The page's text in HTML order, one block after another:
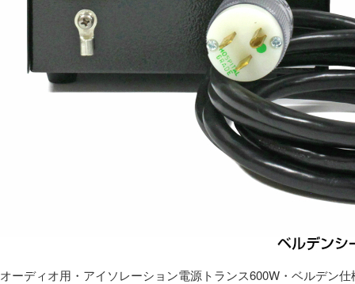
オーディオ用・アイソレーション電源トランス600W・ベルデン仕